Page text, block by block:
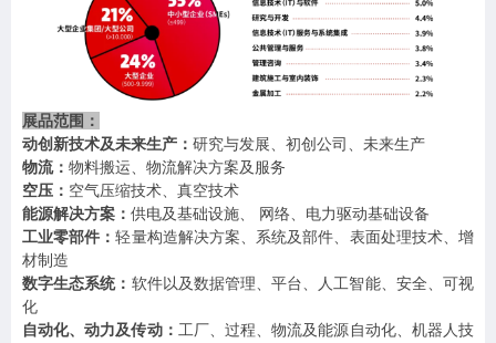
展品范围：
动创新技术及未来生产： 研究与发展、初创公司、未来生产
物流： 物料搬运、物流解决方案及服务
空压： 空气压缩技术、真空技术
能源解决方案： 供电及基础设施、
网络、电力驱动基础设备
工业零部件：轻量构造解决方案、系统及部件、表面处理技术、增
材制造
数字生态系统： 软件以及数据管理、平台、人工智能、安全、可视
化
自动化、动力及传动： 工厂、过程、物流及能源自动化、机器人技